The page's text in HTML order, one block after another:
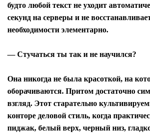
будто любой текст не уходит
секунд на серверы и не
необходимости элементарно.
— Стучаться ты так и не научился?
Она никогда не была красоткой, на
оборачиваются. Притом достаточно
взгляд. Этот старательно
конторе деловой стиль, когда
пиджак, белый верх, черный низ,